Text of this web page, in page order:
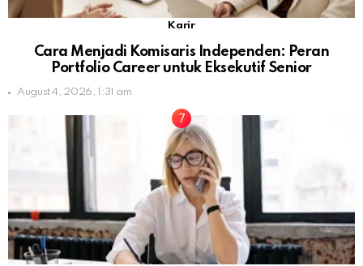
Karir
Cara Menjadi Komisaris Independen: Peran
Portfolio Career untuk Eksekutif Senior
August 4, 2026, 1:31 am